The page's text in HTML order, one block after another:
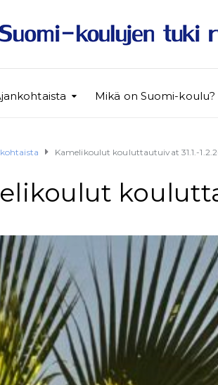
Mikä on Suomi-koulu?
Kamelikoulut kouluttautuivat 31.1.-